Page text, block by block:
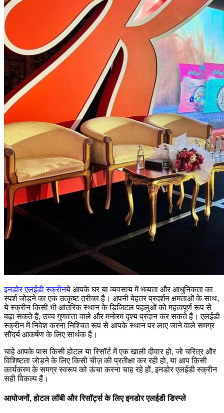
इनडोर एलईडी स्क्रीनये आपके घर या व्यवसाय में भव्यता और आधुनिकता का
स्पर्श जोड़ने का एक उत्कृष्ट तरीका है। अपनी बेहतर प्रदर्शन क्षमताओं के साथ,
ये स्क्रीन किसी भी आंतरिक स्थान के डिजिटल पहलुओं को महत्वपूर्ण रूप से
बढ़ा सकते हैं, उच्च गुणवत्ता वाले और मनोरम दृश्य प्रदान कर सकते हैं। एलईडी
स्क्रीन में निवेश करना निश्चित रूप से आपके स्थान पर लाए जाने वाले समग्र
सौंदर्य आकर्षण के लिए सार्थक है।
चाहे आपके पास किसी होटल या रिसॉर्ट में एक खाली दीवार हो, जो चरित्र और
विशिष्टता जोड़ने के लिए किसी चीज़ की प्रतीक्षा कर रही हो, या आप किसी
कार्यक्रम के समग्र स्वरूप को ऊंचा करना चाह रहे हों, इनडोर एलईडी स्क्रीन
सही विकल्प हैं।
आयोजनों, होटल लॉबी और रिसॉर्ट्स के लिए इनडोर एलईडी डिस्प्ले